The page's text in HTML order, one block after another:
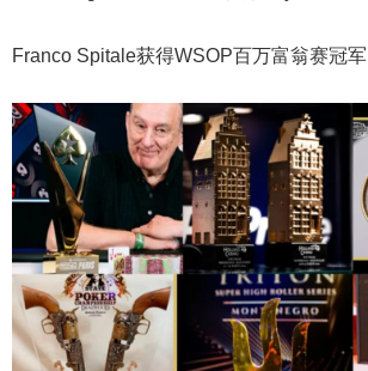
Franco Spitale获得WSOP百万富翁赛冠军